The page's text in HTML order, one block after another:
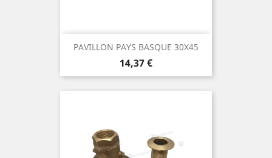
PAVILLON PAYS BASQUE 30X45
Prix
14,37 €